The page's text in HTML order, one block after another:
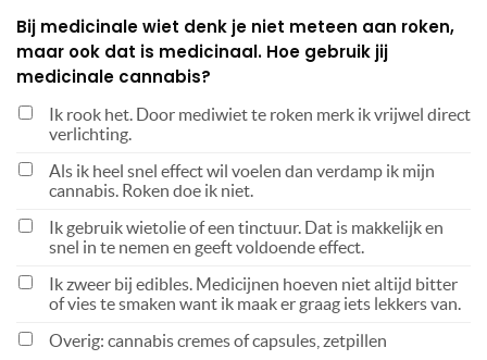
Bij medicinale wiet denk je niet meteen aan roken,
maar ook dat is medicinaal. Hoe gebruik jij
medicinale cannabis?
Ik rook het. Door mediwiet te roken merk ik vrijwel direct
verlichting.
Als ik heel snel effect wil voelen dan verdamp ik mijn
cannabis. Roken doe ik niet.
Ik gebruik wietolie of een tinctuur. Dat is makkelijk en
snel in te nemen en geeft voldoende effect.
Ik zweer bij edibles. Medicijnen hoeven niet altijd bitter
of vies te smaken want ik maak er graag iets lekkers van.
Overig: cannabis cremes of capsules, zetpillen